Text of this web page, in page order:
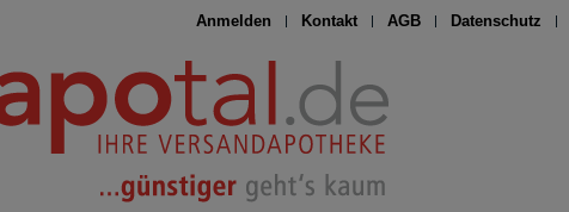
Anmelden Kontakt AGB Datenschutz